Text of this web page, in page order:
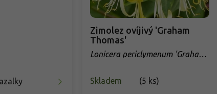
Zimolez ovíjivý 'Graham
Thomas'
Lonicera periclymenum 'Graham
Skladem
(5 ks)